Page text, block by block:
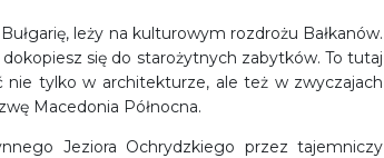
leży na kulturowym rozdrożu Bałkanów.
się do starożytnych zabytków. To tutaj
nie tylko w architekturze, ale też w zwyczajach
Macedonia Północna.
Jeziora Ochrydzkiego przez tajemniczy